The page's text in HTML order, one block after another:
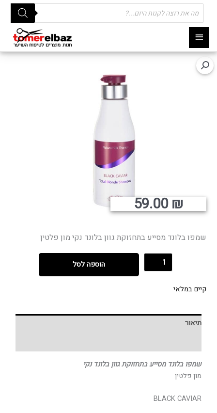
תפריט
ראשי
Products
search
שמפו בלונד מסייע בתחזוקת גוון בלונד נקי מון פלטין
59.00₪
הוספה לסל
קיים במלאי
תיאור
שמפו בלונד מסייע בתחזוקת גוון בלונד נקי
מון פלטין
BLACK CAVIAR